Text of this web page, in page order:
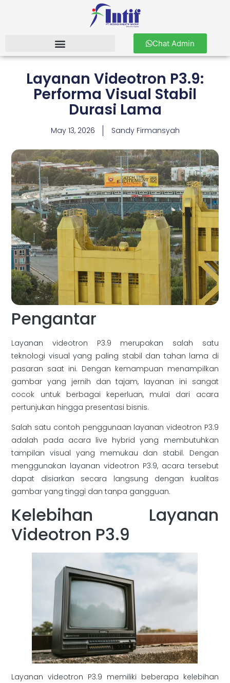
Chat Admin
Layanan Videotron P3.9:
Performa Visual Stabil
Durasi Lama
May 13, 2026 Sandy Firmansyah
Pengantar
Layanan videotron P3.9 merupakan salah satu
teknologi visual yang paling stabil dan tahan lama di
pasaran saat ini. Dengan kemampuan menampilkan
gambar yang jernih dan tajam, layanan ini sangat
cocok untuk berbagai keperluan, mulai dari acara
pertunjukan hingga presentasi bisnis.
Salah satu contoh penggunaan layanan videotron P3.9
adalah pada acara live hybrid yang membutuhkan
tampilan visual yang memukau dan stabil. Dengan
menggunakan layanan videotron P3.9, acara tersebut
dapat disiarkan secara langsung dengan kualitas
gambar yang tinggi dan tanpa gangguan.
Kelebihan Layanan
Videotron P3.9
Layanan videotron P3.9 memiliki beberapa kelebihan